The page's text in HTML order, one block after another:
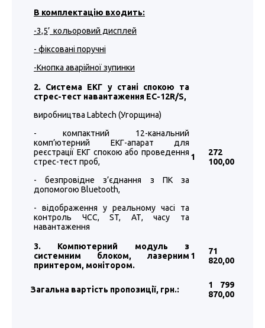
В комплектацію входить:
-3,5’ кольоровий дисплей
- фіксовані поручні
-Кнопка аварійної зупинки
2. Система ЕКГ у стані спокою та
стрес-тест навантаження EC-12R/S,
виробництва Labtech (Угорщина)
- компактний 12-канальний
комп’ютерний ЕКГ-апарат для
реєстрації ЕКГ спокою або проведення
стрес-тест проб,
- безпровідне з’єднання з ПК за
допомогою Bluetooth,
- відображення у реальному часі та
контроль ЧСС, ST, АТ, часу та
навантаження
1
272
100,00
3. Компютерний модуль з
системним блоком, лазерним
принтером, монітором.
1
71
820,00
Загальна вартість пропозиції, грн.:
1 799
870,00